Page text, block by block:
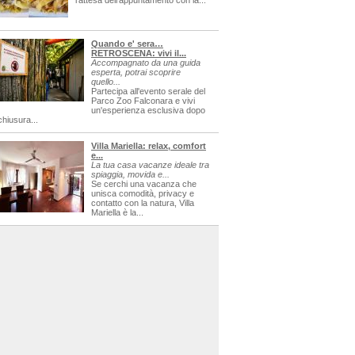
Quando e' sera…
RETROSCENA: vivi il...
Accompagnato da una guida
esperta, potrai scoprire
quello...
Partecipa all'evento serale del
Parco Zoo Falconara e vivi
un'esperienza esclusiva dopo
Villa Mariella: relax, comfort
e...
La tua casa vacanze ideale tra
spiaggia, movida e...
Se cerchi una vacanza che
unisca comodità, privacy e
contatto con la natura, Villa
Mariella è la...